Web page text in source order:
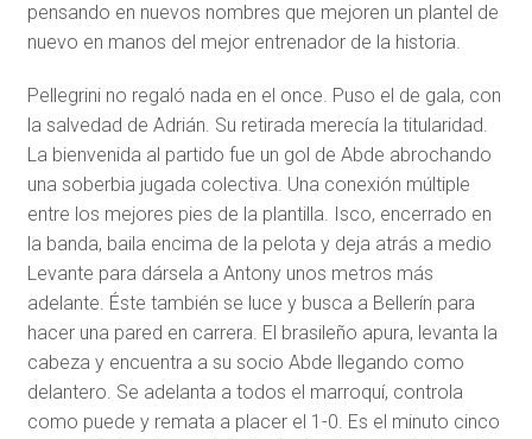
pensando en nuevos nombres que mejoren un plantel de
nuevo en manos del mejor entrenador de la historia.
Pellegrini no regaló nada en el once. Puso el de gala, con
la salvedad de Adrián. Su retirada merecía la titularidad.
La bienvenida al partido fue un gol de Abde abrochando
una soberbia jugada colectiva. Una conexión múltiple
entre los mejores pies de la plantilla. Isco, encerrado en
la banda, baila encima de la pelota y deja atrás a medio
Levante para dársela a Antony unos metros más
adelante. Éste también se luce y busca a Bellerín para
hacer una pared en carrera. El brasileño apura, levanta la
cabeza y encuentra a su socio Abde llegando como
delantero. Se adelanta a todos el marroquí, controla
como puede y remata a placer el 1-0. Es el minuto cinco